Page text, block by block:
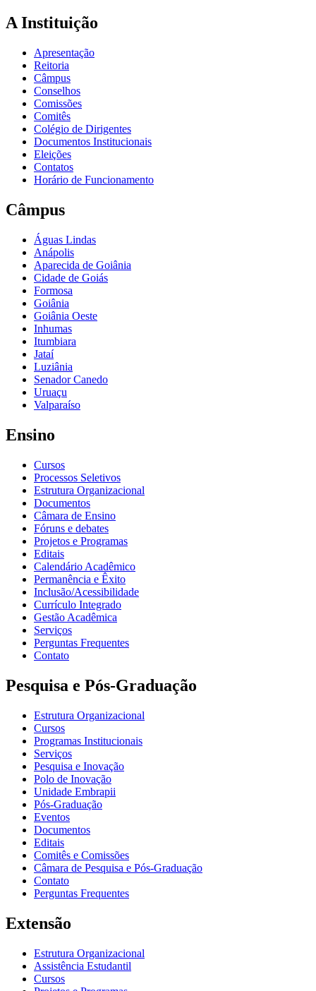
A Instituição
Apresentação
Reitoria
Câmpus
Conselhos
Comissões
Comitês
Colégio de Dirigentes
Documentos Institucionais
Eleições
Contatos
Horário de Funcionamento
Câmpus
Águas Lindas
Anápolis
Aparecida de Goiânia
Cidade de Goiás
Formosa
Goiânia
Goiânia Oeste
Inhumas
Itumbiara
Jataí
Luziânia
Senador Canedo
Uruaçu
Valparaíso
Ensino
Cursos
Processos Seletivos
Estrutura Organizacional
Documentos
Câmara de Ensino
Fóruns e debates
Projetos e Programas
Editais
Calendário Acadêmico
Permanência e Êxito
Inclusão/Acessibilidade
Currículo Integrado
Gestão Acadêmica
Serviços
Perguntas Frequentes
Contato
Pesquisa e Pós-Graduação
Estrutura Organizacional
Cursos
Programas Institucionais
Serviços
Pesquisa e Inovação
Polo de Inovação
Unidade Embrapii
Pós-Graduação
Eventos
Documentos
Editais
Comitês e Comissões
Câmara de Pesquisa e Pós-Graduação
Contato
Perguntas Frequentes
Extensão
Estrutura Organizacional
Assistência Estudantil
Cursos